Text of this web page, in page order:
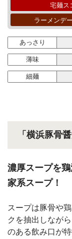
宅麺ス
ラーメンデ
あっさり
薄味
細麺
「横浜豚骨
濃厚スープを
家系スープ！
スープは豚骨や
クを抽出しなが
のある飲み口が